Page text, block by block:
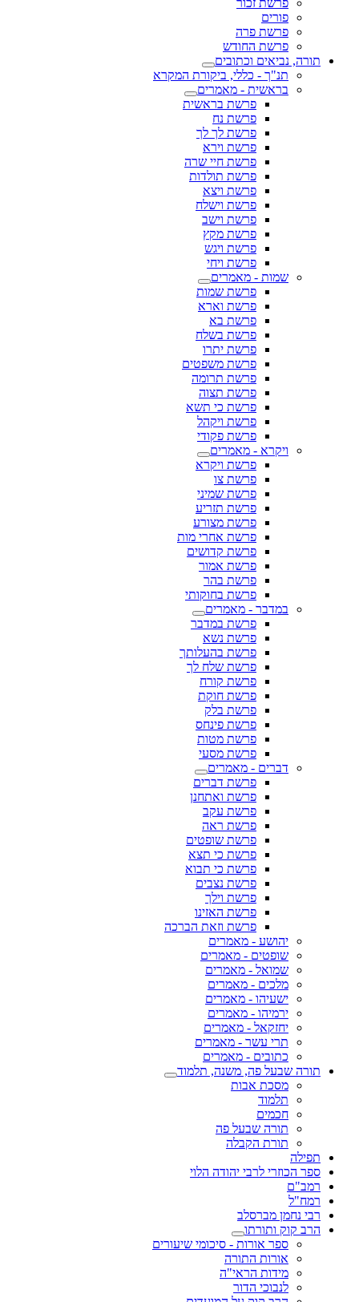
פורים
פרשת פרה
פרשת החודש
תורה, נביאים וכתובים
תנ"ך - כללי, ביקורת המקרא
בראשית - מאמרים
פרשת בראשית
פרשת נח
פרשת לך לך
פרשת וירא
פרשת חיי שרה
פרשת תולדות
פרשת ויצא
פרשת וישלח
פרשת וישב
פרשת מקץ
פרשת ויגש
פרשת ויחי
שמות - מאמרים
פרשת שמות
פרשת וארא
פרשת בא
פרשת בשלח
פרשת יתרו
פרשת משפטים
פרשת תרומה
פרשת תצוה
פרשת כי תשא
פרשת ויקהל
פרשת פקודי
ויקרא - מאמרים
פרשת ויקרא
פרשת צו
פרשת שמיני
פרשת תזריע
פרשת מצורע
פרשת אחרי מות
פרשת קדושים
פרשת אמור
פרשת בהר
פרשת בחוקותי
במדבר - מאמרים
פרשת במדבר
פרשת נשא
פרשת בהעלותך
פרשת שלח לך
פרשת קורח
פרשת חוקת
פרשת בלק
פרשת פינחס
פרשת מטות
פרשת מסעי
דברים - מאמרים
פרשת דברים
פרשת ואתחנן
פרשת עקב
פרשת ראה
פרשת שופטים
פרשת כי תצא
פרשת כי תבוא
פרשת נצבים
פרשת וילך
פרשת האזינו
פרשת וזאת הברכה
יהושע - מאמרים
שופטים - מאמרים
שמואל - מאמרים
מלכים - מאמרים
ישעיהו - מאמרים
ירמיהו - מאמרים
יחזקאל - מאמרים
תרי עשר - מאמרים
כתובים - מאמרים
תורה שבעל פה, משנה, תלמוד
מסכת אבות
תלמוד
חכמים
תורה שבעל פה
תורת הקבלה
תפילה
ספר הכוזרי לרבי יהודה הלוי
רמב"ם
רמח"ל
רבי נחמן מברסלב
הרב קוק ותורתו
ספר אורות - סיכומי שיעורים
אורות התורה
מידות הראי"ה
לנבוכי הדור